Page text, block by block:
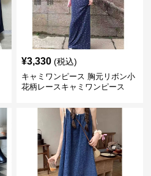
¥3,330 (税込)
キャミワンピース 胸元リボン小
花柄レースキャミワンピース